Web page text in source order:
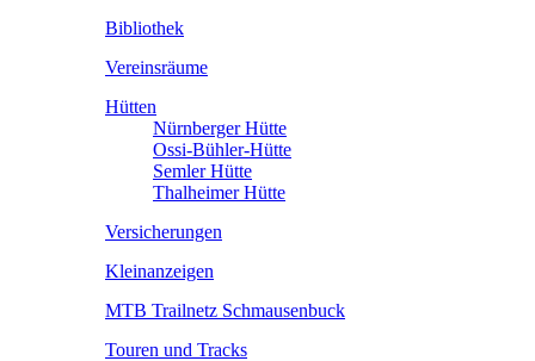
Bibliothek
Vereinsräume
Hütten
Nürnberger Hütte
Ossi-Bühler-Hütte
Semler Hütte
Thalheimer Hütte
Versicherungen
Kleinanzeigen
MTB Trailnetz Schmausenbuck
Touren und Tracks